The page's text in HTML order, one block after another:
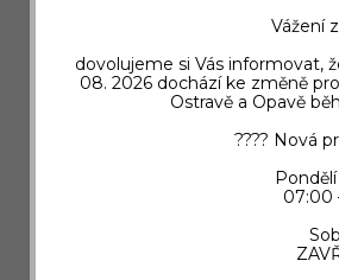
Vážení
dovolujeme si Vás informovat,
08. 2026 dochází ke změně
Ostravě a Opavě
???? Nová
07:00